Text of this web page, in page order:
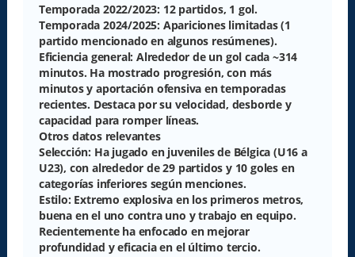
Temporada 2022/2023: 12 partidos, 1 gol.
Temporada 2024/2025: Apariciones limitadas (1
partido mencionado en algunos resúmenes).
Eficiencia general: Alrededor de un gol cada ~314
minutos. Ha mostrado progresión, con más
minutos y aportación ofensiva en temporadas
recientes. Destaca por su velocidad, desborde y
capacidad para romper líneas.
Otros datos relevantes
Selección: Ha jugado en juveniles de Bélgica (U16 a
U23), con alrededor de 29 partidos y 10 goles en
categorías inferiores según menciones.
Estilo: Extremo explosiva en los primeros metros,
buena en el uno contra uno y trabajo en equipo.
Recientemente ha enfocado en mejorar
profundidad y eficacia en el último tercio.